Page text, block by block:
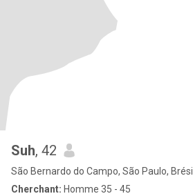
Suh, 42
São Bernardo do Campo, São Paulo, Brésil
Cherchant: Homme 35 - 45